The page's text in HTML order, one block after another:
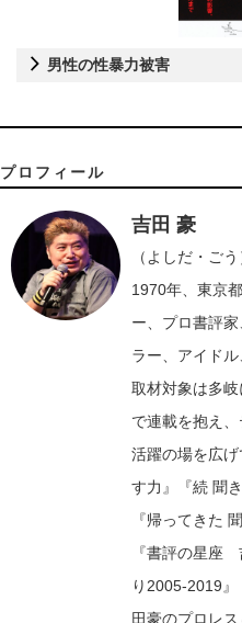
男性の性暴力被害
プロフィール
吉田 豪
（よしだ・ごう
1970年、東京
ー、プロ書評
ラー、アイド
取材対象は多
で連載を抱え
活躍の場を広
す力』『続 聞
『帰ってきた
『書評の星座
り2005-2019
田豪のプロレ